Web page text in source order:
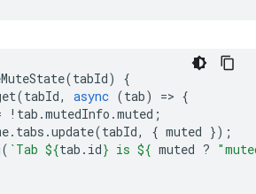
(tabId)
{
(tabId, async (tab) => {
! tab .mutedInfo .muted ;
. tabs .update(tabId, { muted });
( `Tab ${tab . id} is ${ muted ?